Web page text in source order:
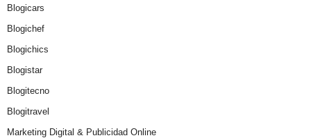
Blogicars
Blogichef
Blogichics
Blogistar
Blogitecno
Blogitravel
Marketing Digital & Publicidad Online